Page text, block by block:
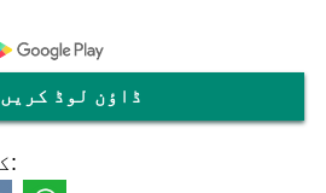
ڈاؤن لوڈ کریں
کے ساتھ شیئر کریں: